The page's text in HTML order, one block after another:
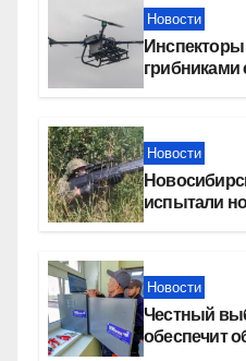
Новости
Инспекторы
Новости
испытали
Новости
Честный
обеспечит